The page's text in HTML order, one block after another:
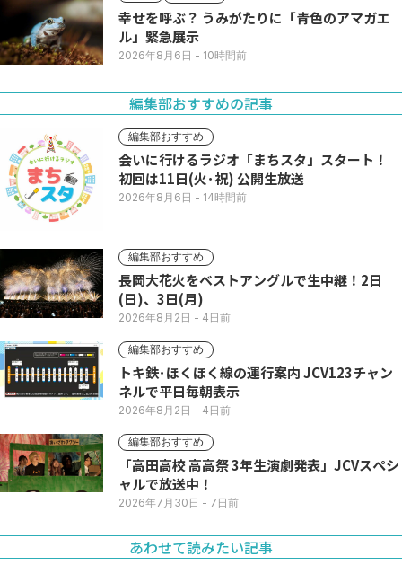
幸せを呼ぶ？ うみがたりに「青色のアマガエ
ル」緊急展示
2026年8月6日 - 10時間前
編集部おすすめの記事
編集部おすすめ
会いに行けるラジオ「まちスタ」スタート！
初回は11日(火･祝) 公開生放送
2026年8月6日 - 14時間前
編集部おすすめ
長岡大花火をベストアングルで生中継！2日
(日)、3日(月)
2026年8月2日 - 4日前
編集部おすすめ
トキ鉄･ほくほく線の運行案内 JCV123チャン
ネルで平日毎朝表示
2026年8月2日 - 4日前
編集部おすすめ
「高田高校 高高祭 3年生演劇発表」JCVスペシ
ャルで放送中！
2026年7月30日 - 7日前
あわせて読みたい記事